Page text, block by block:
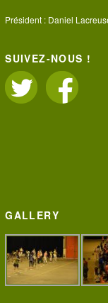
Président : Daniel
SUIVEZ-NOUS !
GALLERY